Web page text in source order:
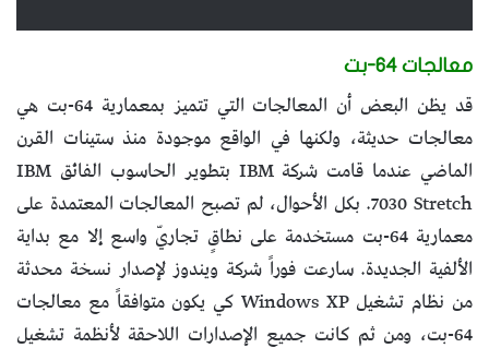
معالجات 64-بت
قد يظن البعض أن المعالجات التي تتميز بمعمارية 64-بت هي
معالجات حديثة، ولكنها في الواقع موجودة منذ ستينات القرن
الماضي عندما قامت شركة IBM بتطوير الحاسوب الفائق IBM
7030 Stretch. بكل الأحوال، لم تصبح المعالجات المعتمدة على
معمارية 64-بت مستخدمة على نطاقٍ تجاريّ واسع إلا مع بداية
الألفية الجديدة. سارعت فوراً شركة ويندوز لإصدار نسخة محدثة
من نظام تشغيل Windows XP كي يكون متوافقاً مع معالجات
64-بت، ومن ثم كانت جميع الإصدارات اللاحقة لأنظمة تشغيل